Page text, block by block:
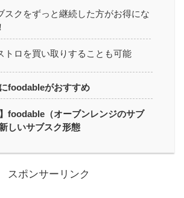
スクをずっと継続した方がお得にな
トロを買い取りすることも可能
foodableがおすすめ
】foodable（オーブンレンジのサブ
しいサブスク形態
スポンサーリンク